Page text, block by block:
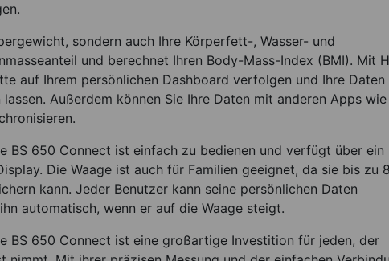
sondern auch Ihre Körperfett-, Wasser- und
und berechnet Ihren Body-Mass-Index (BMI). Mit
auf Ihrem persönlichen Dashboard verfolgen und Ihre Daten
Außerdem können Sie Ihre Daten mit anderen Apps wie
BS 650 Connect ist einfach zu bedienen und verfügt über ein
Die Waage ist auch für Familien geeignet, da sie bis zu 8
kann. Jeder Benutzer kann seine persönlichen Daten
automatisch, wenn er auf die Waage steigt.
BS 650 Connect ist eine großartige Investition für jeden, der